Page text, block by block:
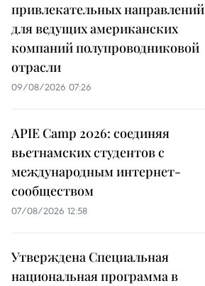
привлекательных направлений
для ведущих американских
компаний полупроводниковой
отрасли
09/08/2026 07:26
APIE Camp 2026: соединяя
вьетнамских студентов с
международным интернет-
сообществом
07/08/2026 12:58
Утверждена Специальная
национальная программа в